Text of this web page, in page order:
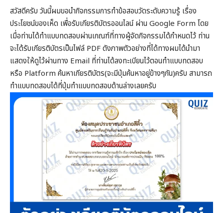
สวัสดีครับ วันนี้ผมขอนำกิจกรรมการทำข้อสอบวัดระดับความรู้ เรื่อง
ประโยชน์ของเห็ด เพื่อรับเกียรติบัตรออนไลน์ ผ่าน Google Form โดย
เมื่อท่านได้ทำแบบทดสอบผ่านเกณฑ์ที่ทางผู้จัดกิจกรรมได้กำหนดไว้ ท่าน
จะได้รับเกียรติบัตรเป็นไฟล์ PDF ดังภาพตัวอย่างที่ได้ทางผมได้นำมา
แสดงให้ดูไว้ผ่านทาง Email ที่ท่านได้ลงทะเบียนไว้ตอนทำแบบทดสอบ
หรือ Platform ค้นหาเกียรติบัตร(จะมีปุ่มค้นหาอยู่ข้างๆกัน)ครับ สามารถ
ทำแบบทดสอบได้ที่ปุ่มทำแบบทดสอบด้านล่างเลยครับ